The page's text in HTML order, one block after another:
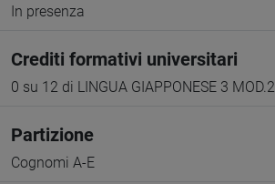
In presenza
Crediti formativi universitari
0 su 12 di LINGUA GIAPPONESE 3 MOD.2
Partizione
Cognomi A-E